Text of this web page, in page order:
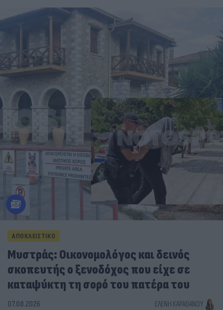
ΑΠΟΚΛΕΙΣΤΙΚΟ
Μυστράς: Οικονομολόγος και δεινός
σκοπευτής ο ξενοδόχος που είχε σε
καταψύκτη τη σορό του πατέρα του
07.08.2026 ΕΛΈΝΗ ΚΑΡΑΘΆΝΟΥ